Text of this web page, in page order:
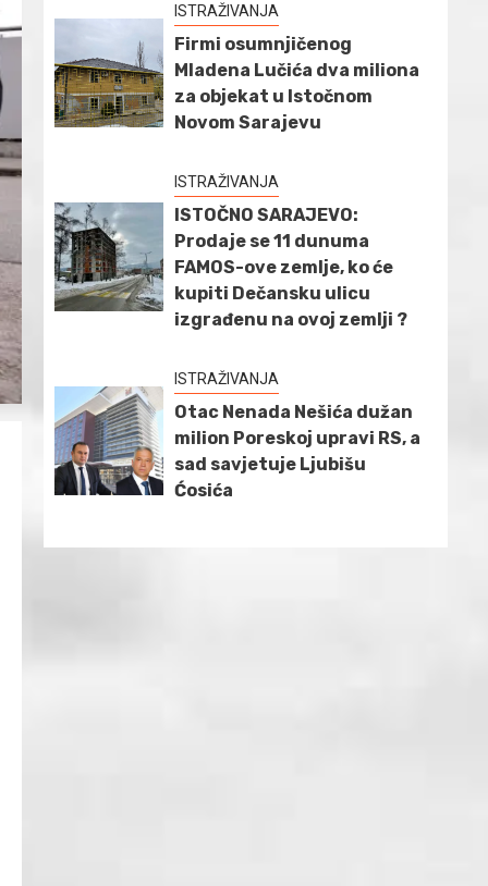
ISTRAŽIVANJA
Firmi osumnjičenog
Mladena Lučića dva miliona
za objekat u Istočnom
Novom Sarajevu
ISTRAŽIVANJA
ISTOČNO SARAJEVO:
Prodaje se 11 dunuma
FAMOS-ove zemlje, ko će
kupiti Dečansku ulicu
izgrađenu na ovoj zemlji ?
ISTRAŽIVANJA
Otac Nenada Nešića dužan
milion Poreskoj upravi RS, a
sad savjetuje Ljubišu
Ćosića